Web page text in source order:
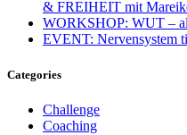
& FREIHEIT mit
WORKSHOP: WUT –
EVENT: Nervensystem
Categories
Challenge
Coaching